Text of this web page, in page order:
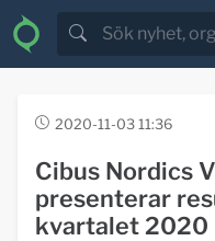
2020-11-03 11:36
Cibus Nordics
presenterar
kvartalet 2020